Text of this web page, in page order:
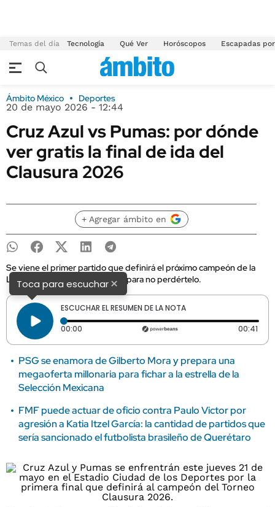
Temas del día Tecnología Qué Ver Horóscopos Escapadas
Ámbito México Deportes
20 de mayo 2026 - 12:44
Cruz Azul vs Pumas: por dónde
ver gratis la final de ida del
Clausura 2026
+ Agregar ámbito en
Se viene el primer partido que definirá el próximo campeón de la
Liga MX. En esta nota, detalles para no perdértelo.
Toca para escuchar×
ESCUCHAR EL RESUMEN DE LA NOTA
00:00 Tiempo transcurrido: 0 segundos 00:41
PSG se enamora de Gilberto Mora y prepara una
megaoferta millonaria para fichar a la estrella de la
Selección Mexicana
FMF puede actuar de oficio contra Paulo Victor por
agresión a Katia Itzel García: la cantidad de partidos que
sería sancionado el futbolista brasileño de Querétaro